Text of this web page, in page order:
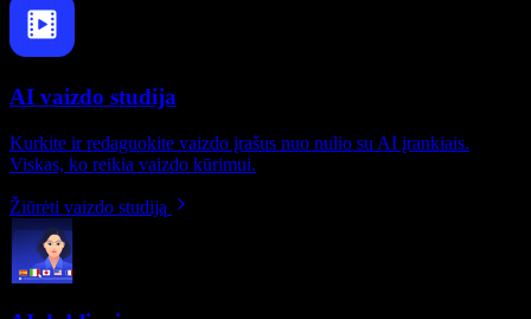
AI vaizdo studija
Kurkite ir redaguokite vaizdo įrašus nuo nulio su AI įrankiais.
Viskas, ko reikia vaizdo kūrimui.
Žiūrėti vaizdo studiją